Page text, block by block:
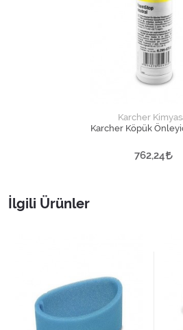
Karcher
Karcher Köpük
762,24
İlgili Ürünler